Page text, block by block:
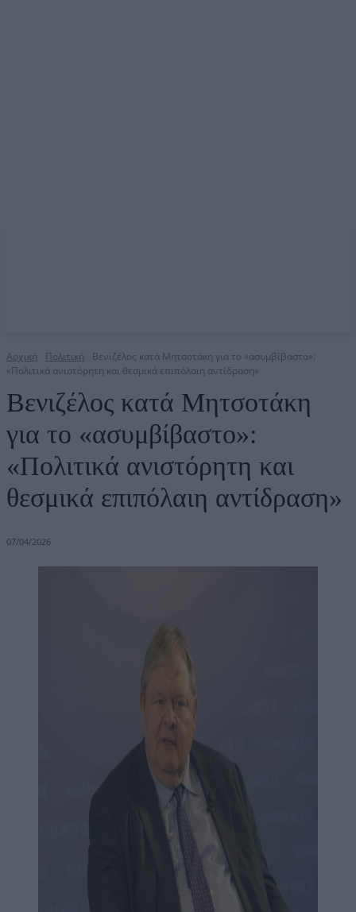
Αρχική Πολιτική
Βενιζέλος κατά Μητσοτάκη για το «ασυμβίβαστο»:
«Πολιτικά ανιστόρητη και θεσμικά επιπόλαιη αντίδραση»
Βενιζέλος κατά Μητσοτάκη
για το «ασυμβίβαστο»:
«Πολιτικά ανιστόρητη και
θεσμικά επιπόλαιη αντίδραση»
07/04/2026